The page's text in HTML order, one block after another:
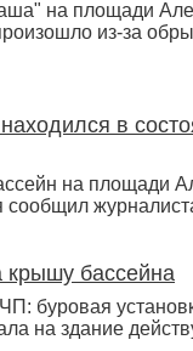
на площади
из-за
в
на площади
сообщил
крышу бассейна
буровая
на здание